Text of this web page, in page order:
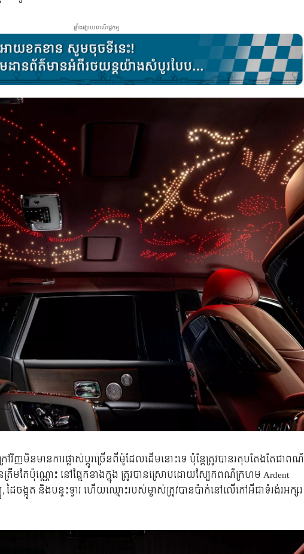
ផ្ទាំងផ្សាយពាណិជ្ជកម្ម
វិញមិនមានការផ្លាស់ប្តូរច្រើនពីម៉ូដែលដើមនោះទេ ប៉ុន្តែត្រូវបានរ​តុបតែង​តែជាពណ៌
នត្រឹមតែប៉ុណ្ណោះ នៅផ្នែកខាងក្នុង ត្រូវបានស្រោបដោយស្បែកពណ៌ក្រហម Ardent
ចង្កូត និងបន្ទះទ្វារ ហើយឈ្មោះ​របស់​ម្ចាស់​ត្រូវ​បាន​ប៉ាក់​នៅ​លើកៅអីជាទំរង់រ​អក្សរ